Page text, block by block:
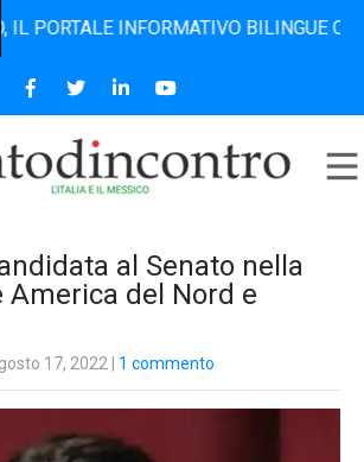
INFORMATIVO BILINGUE CHE
al Senato nella
del Nord e
17, 2022 1 commento